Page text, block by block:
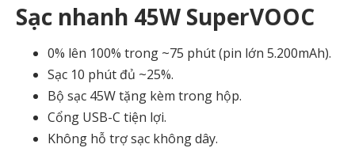
Sạc nhanh 45W SuperVOOC
0% lên 100% trong ~75 phút (pin lớn 5.200mAh).
Sạc 10 phút đủ ~25%.
Bộ sạc 45W tặng kèm trong hộp.
Cổng USB-C tiện lợi.
Không hỗ trợ sạc không dây.